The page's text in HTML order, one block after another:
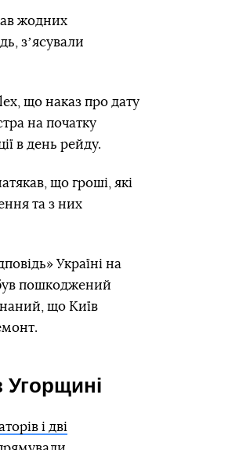
жодних
зʼясували
що наказ про дату
на початку
в день рейду.
що гроші, які
та з них
Україні на
пошкоджений
що Київ
Угорщині
і дві